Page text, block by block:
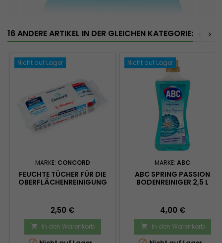
16 ANDERE ARTIKEL IN DER GLEICHEN KATEGORIE: >
Nicht auf Lager
MARKE: CONCORD
FEUCHTE TÜCHER FÜR DIE
OBERFLÄCHENREINIGUNG
Preis
2,50 €
 In den Warenkorb
Nicht auf Lager
MARKE: ABC
ABC SPRING PASSION
BODENREINIGER 2,5 L
Preis
4,00 €
 In den Warenkorb